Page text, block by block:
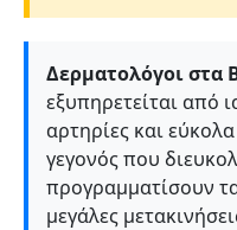
Δερματολόγοι στα
εξυπηρετείται από
αρτηρίες και
γεγονός που
προγραμματίσουν
μεγάλες